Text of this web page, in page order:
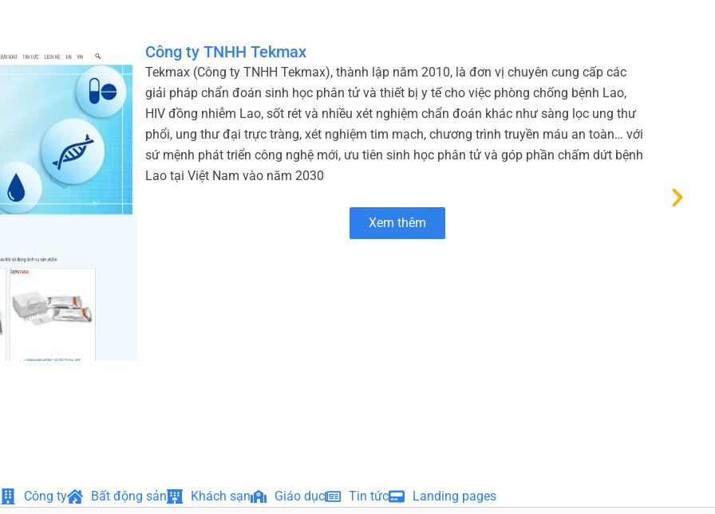
Công ty TNHH Tekmax
Tekmax (Công ty TNHH Tekmax), thành lập năm 2010, là đơn vị chuyên cung cấp các
giải pháp chẩn đoán sinh học phân tử và thiết bị y tế cho việc phòng chống bệnh Lao,
HIV đồng nhiễm Lao, sốt rét và nhiều xét nghiệm chẩn đoán khác như sàng lọc ung thư
phổi, ung thư đại trực tràng, xét nghiệm tim mạch, chương trình truyền máu an toàn… với
sứ mệnh phát triển công nghệ mới, ưu tiên sinh học phân tử và góp phần chấm dứt bệnh
Lao tại Việt Nam vào năm 2030
Xem thêm
Công ty Bất động sản Khách sạn Giáo dục Tin tức Landing pages